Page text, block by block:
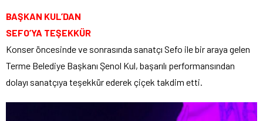
BAŞKAN KUL’DAN
SEFO’YA TEŞEKKÜR
Konser öncesinde ve sonrasında sanatçı Sefo ile bir araya gelen
Terme Belediye Başkanı Şenol Kul, başarılı performansından
dolayı sanatçıya teşekkür ederek çiçek takdim etti.